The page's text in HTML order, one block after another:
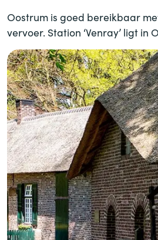
Oostrum is goed bereikbaar
vervoer. Station ‘Venray’ ligt in